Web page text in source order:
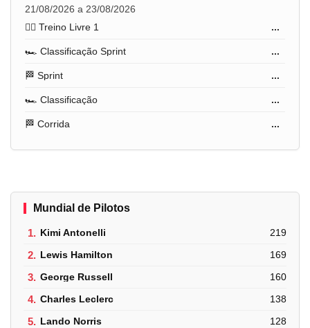
21/08/2026 a 23/08/2026
🏋️‍♂️ Treino Livre 1
...
🏎️ Classificação Sprint ...
🏁 Sprint ...
🏎️ Classificação ...
🏁 Corrida ...
Mundial de Pilotos
1. Kimi Antonelli 219
2. Lewis Hamilton 169
3. George Russell 160
4. Charles Leclerc 138
5. Lando Norris 128